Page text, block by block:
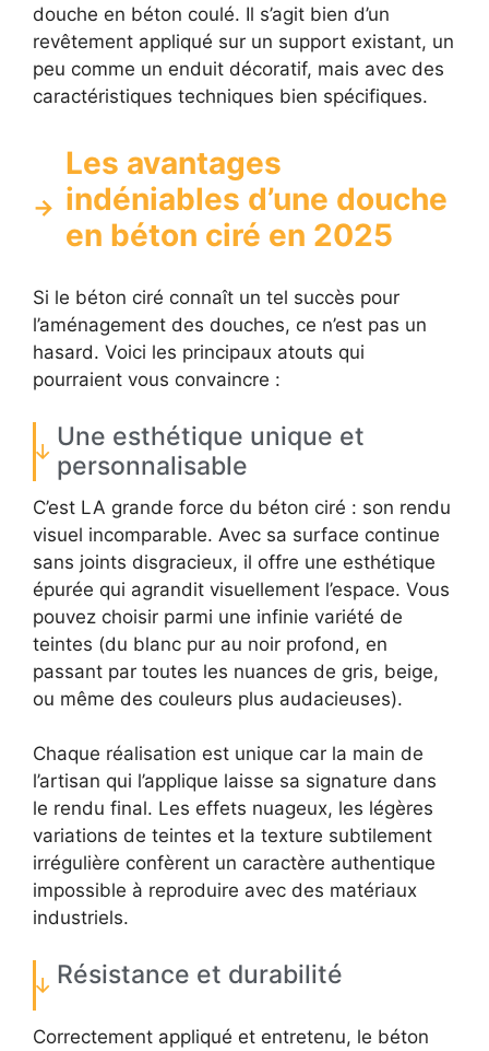
douche en béton coulé. Il s’agit bien d’un
revêtement appliqué sur un support existant, un
peu comme un enduit décoratif, mais avec des
caractéristiques techniques bien spécifiques.
Les avantages
indéniables d’une douche
en béton ciré en 2025
Si le béton ciré connaît un tel succès pour
l’aménagement des douches, ce n’est pas un
hasard. Voici les principaux atouts qui
pourraient vous convaincre :
Une esthétique unique et
personnalisable
C’est LA grande force du béton ciré : son rendu
visuel incomparable. Avec sa surface continue
sans joints disgracieux, il offre une esthétique
épurée qui agrandit visuellement l’espace. Vous
pouvez choisir parmi une infinie variété de
teintes (du blanc pur au noir profond, en
passant par toutes les nuances de gris, beige,
ou même des couleurs plus audacieuses).
Chaque réalisation est unique car la main de
l’artisan qui l’applique laisse sa signature dans
le rendu final. Les effets nuageux, les légères
variations de teintes et la texture subtilement
irrégulière confèrent un caractère authentique
impossible à reproduire avec des matériaux
industriels.
Résistance et durabilité
Correctement appliqué et entretenu, le béton